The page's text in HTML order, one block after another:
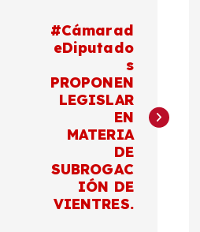
#Cámarad
eDiputado
s
PROPONEN
LEGISLAR
EN
MATERIA
DE
SUBROGAC
IÓN DE
VIENTRES.